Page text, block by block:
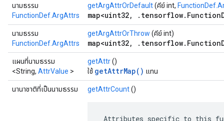
นามธรรม
FunctionDef.ArgAttrs
getArgAttrOrDefault(คีย์ int,
map<uint32,
นามธรรม
FunctionDef.ArgAttrs
getArgAttrOrThrow (คีย์ int)
map<uint32,
แผนที่นามธรรม
<String, AttrValue >
getAttr()
ใช้ getAttrMap() แทน
นานาชาติที่เป็นนามธรรม getAttrCount()
Attributes specific to this